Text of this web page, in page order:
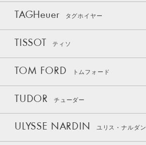
TAGHeuer タグホイヤー
TISSOT ティソ
TOM FORD トムフォード
TUDOR チューダー
ULYSSE NARDIN ユリス・ナルダン